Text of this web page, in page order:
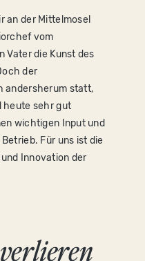
an der Mittelmosel
vom
Vater die Kunst des
der
andersherum statt,
heute sehr gut
wichtigen Input und
Für uns ist die
Innovation der